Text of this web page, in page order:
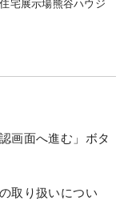
宅展示場熊谷ハウジ
画面へ進む」ボタ
取り扱いについ